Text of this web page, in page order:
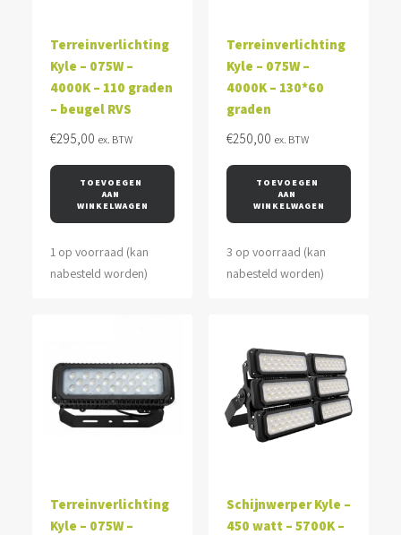
Terreinverlichting
Kyle – 075W –
4000K – 110 graden
– beugel RVS
€295,00 ex. BTW
TOEVOEGEN
AAN
WINKELWAGEN
1 op voorraad (kan
nabesteld worden)
Terreinverlichting
Kyle – 075W –
4000K – 130*60
graden
€250,00 ex. BTW
TOEVOEGEN
AAN
WINKELWAGEN
3 op voorraad (kan
nabesteld worden)
Terreinverlichting
Kyle – 075W –
Schijnwerper Kyle –
450 watt – 5700K –